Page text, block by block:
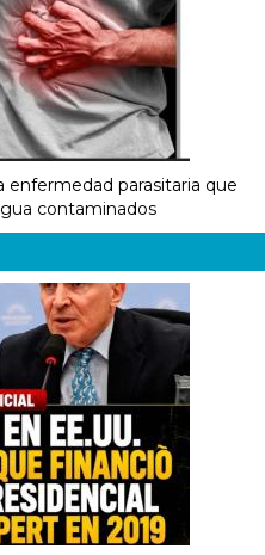
enfermedad parasitaria que
contaminados